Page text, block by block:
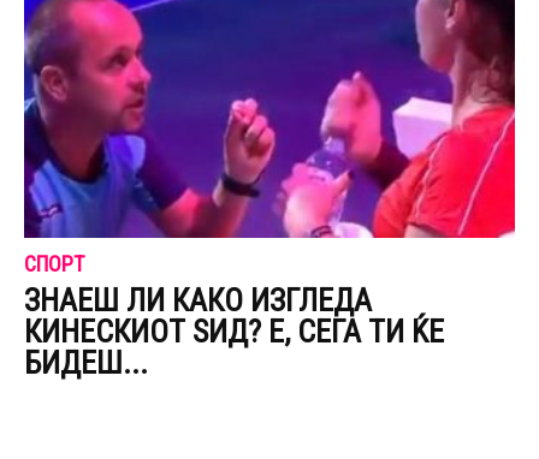
СПОРТ
ЗНАЕШ ЛИ КАКО ИЗГЛЕДА
КИНЕСКИОТ ЅИД? Е, СЕГА ТИ ЌЕ
БИДЕШ...